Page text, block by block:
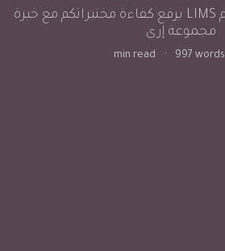
حل شامل لتكامل نظام LIMS يرفع كفاءة مختبراتكم مع خبرة
مجموعة إرى
min read · 997 words